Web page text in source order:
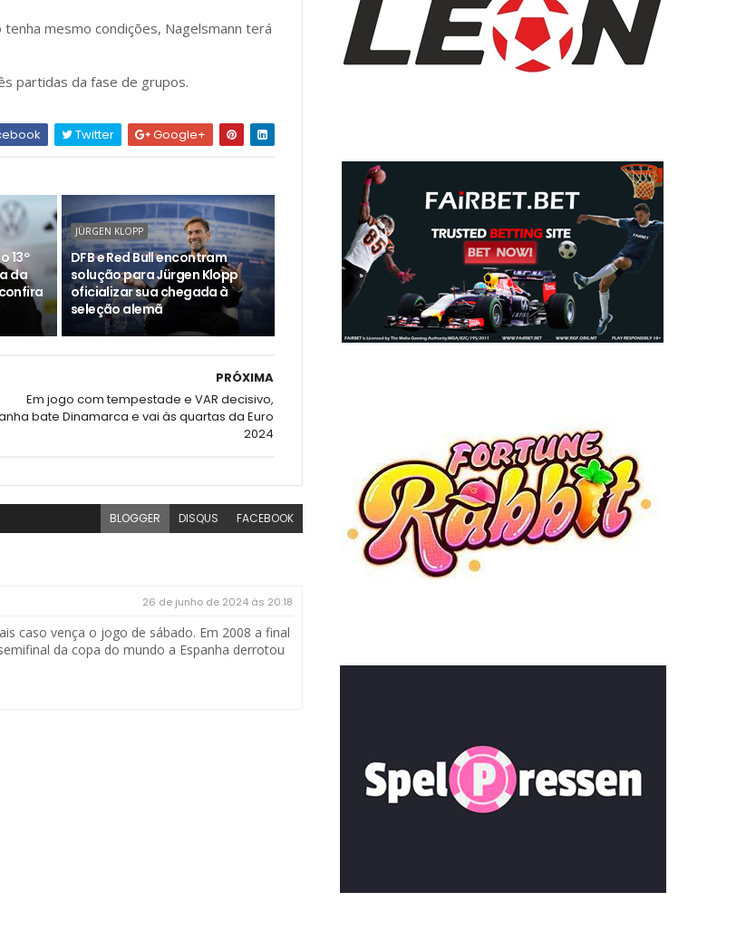
mesmo condições, Nagelsmann terá
partidas da fase de grupos.
Twitter Google+
13º
da
JÜRGEN KLOPP
DFB e Red Bull encontram
solução para Jürgen Klopp
oficializar sua chegada à
seleção alemã
PRÓXIMA
Em jogo com tempestade e VAR decisivo,
bate Dinamarca e vai às quartas da Euro
2024
BLOGGER DISQUS FACEBOOK
26 de junho de 2024 às 20:18
caso vença o jogo de sábado. Em 2008 a final
da copa do mundo a Espanha derrotou